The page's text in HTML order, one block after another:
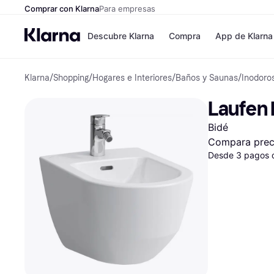
Comprar con KlarnaPara empresas
Descubre Klarna
Formas de
Paga ahora
Paga en 3 plazos
Paga en 30 días
Financiación
Klarna en Apple
Compra
Tiendas
Shein
Zalando
Zara
JD Sports
App de Klarna
Klarna/Shopping/Hogares e Interiores/Baños y Saunas/
Laufen
Bidé
Compara
Desde 3 pagos